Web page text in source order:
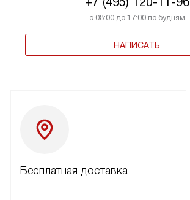
с 08:00 до 17:00 по будням
НАПИСАТЬ
Бесплатная доставка